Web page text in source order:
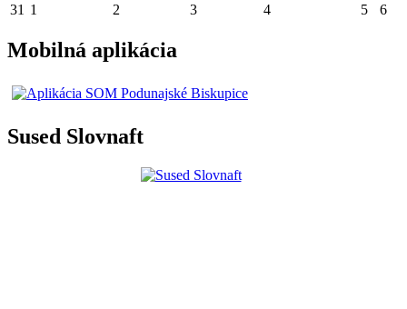
31 1 2 3 4 5 6
Mobilná aplikácia
Sused Slovnaft